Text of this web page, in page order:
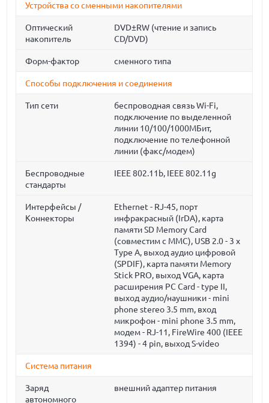
Устройства со сменными накопителями
Оптический
накопитель
DVD±RW (чтение и запись
CD/DVD)
Форм-фактор сменного типа
Способы подключения и соединения
Тип сети
беспроводная связь Wi-Fi,
подключение по выделенной
линии 10/100/1000МБит,
подключение по телефонной
линии (факс/модем)
Беспроводные
стандарты
IEEE 802.11b, IEEE 802.11g
Интерфейсы /
Коннекторы
Ethernet - RJ-45, порт
инфракрасный (IrDA), карта
памяти SD Memory Card
(совместим с MMC), USB 2.0 - 3 x
Type A, выход аудио цифровой
(SPDIF), карта памяти Memory
Stick PRO, выход VGA, карта
расширения PC Card - type II,
выход аудио/наушники - mini
phone stereo 3.5 mm, вход
микрофон - mini phone 3.5 mm,
модем - RJ-11, FireWire 400 (IEEE
1394) - 4 pin, выход S-video
Система питания
Заряд
автономного
внешний адаптер питания